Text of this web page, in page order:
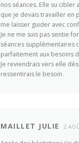
nos séances. Elle su cibler
que je devais travailler en
me laisser guider avec
Je ne me suis pas sentie
séances supplémentaires
parfaitement aux besoins
Je reviendrais vers elle dès
ressentirais le besoin.
MAILLET JULIE 2